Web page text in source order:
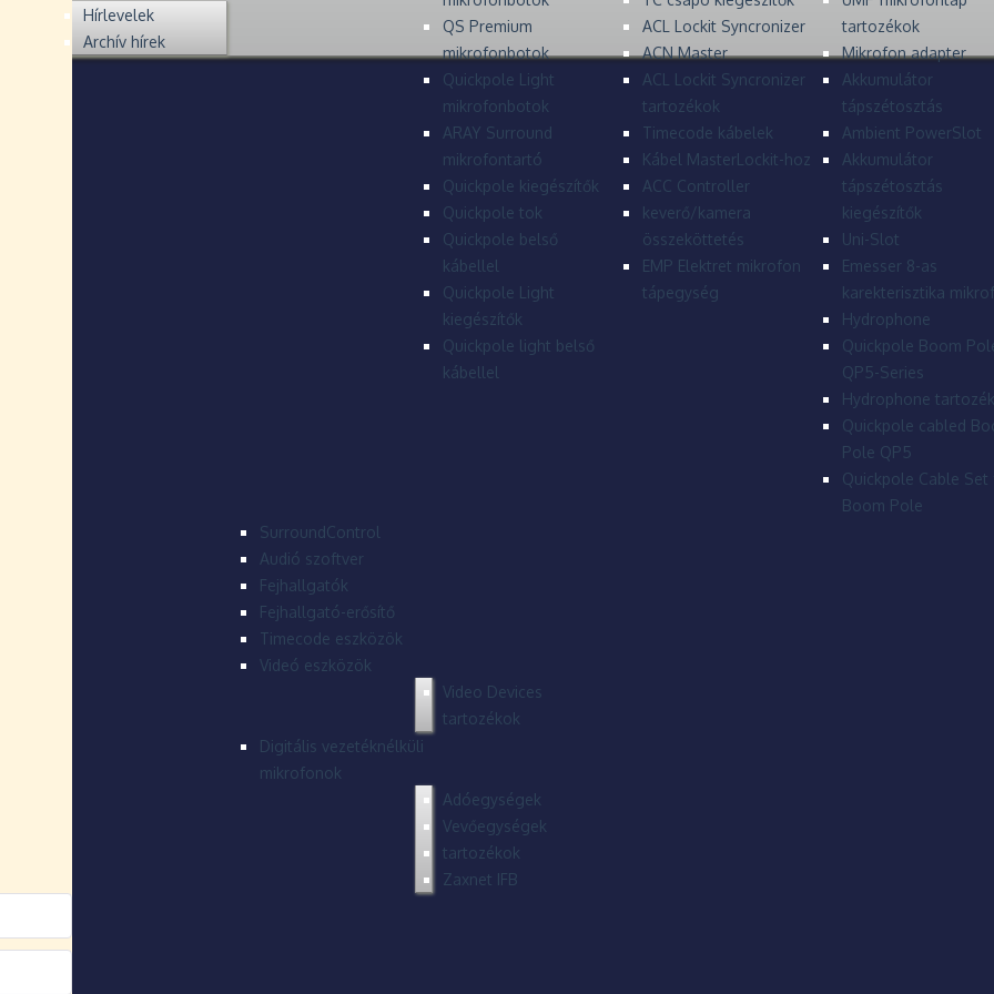
QS Premium
mikrofonbotok
Quickpole Light
mikrofonbotok
ARAY Surround
mikrofontartó
Quickpole kiegészítők
Quickpole tok
Quickpole belső
kábellel
Quickpole Light
kiegészítők
Quickpole light belső
kábellel
ACL Lockit Syncronizer
ACN Master
ACL Lockit Syncronizer
tartozékok
Timecode kábelek
Kábel MasterLockit-hoz
ACC Controller
keverő/kamera
összeköttetés
EMP Elektret mikrofon
tápegység
tartozékok
Mikrofon adapter
Akkumulátor
tápszétosztás
Ambient PowerSlot
Akkumulátor
tápszétosztás
kiegészítők
Uni-Slot
Emesser 8-as
karekterisztika
Hydrophone
Quickpole Boom
QP5-Series
Hydrophone
Quickpole cabled
Pole QP5
Quickpole Cable Set
Boom Pole
SurroundControl
Audió szoftver
Fejhallgatók
Fejhallgató-erősítő
Timecode eszközök
Videó eszközök
Video Devices
tartozékok
Digitális vezetéknélküli
mikrofonok
Adóegységek
Vevőegységek
tartozékok
Zaxnet IFB
Hírlevelek
Archív hírek